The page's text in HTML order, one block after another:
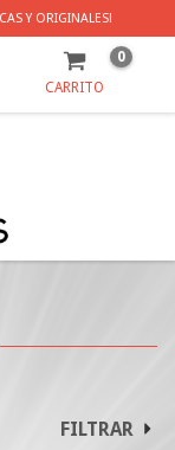
Y ORIGINALES!
CARRITO
0
FILTRAR